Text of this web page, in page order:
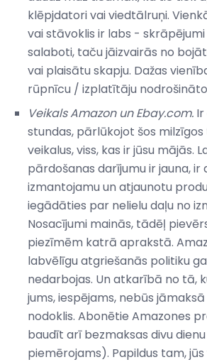
klēpjdatori vai viedtālruņi.
vai stāvoklis ir labs -
salaboti, taču jāizvairās no
vai plaisātu skapju. Dažas
rūpnīcu / izplatītāju
Veikals Amazon un Ebay.com.
stundas, pārlūkojot šos milzīgos
veikalus, viss, kas ir jūsu mājās.
pārdošanas darījumu ir jauna, ir
izmantojamu un atjaunotu
iegādāties par nelielu daļu no
Nosacījumi mainās, tādēļ
piezīmēm katrā aprakstā.
labvēlīgu atgriešanās politiku
nedarbojas. Un atkarībā no tā,
jums, iespējams, nebūs
nodoklis. Abonētie Amazones
baudīt arī bezmaksas divu
piemērojams). Papildus tam,